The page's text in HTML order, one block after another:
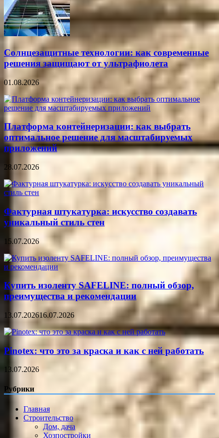
Солнцезащитные технологии: как современные
решения защищают от ультрафиолета
01.08.2026
Платформа контейнеризации: как выбрать
оптимальное решение для масштабируемых
приложений
28.07.2026
Фактурная штукатурка: искусство создавать
уникальный стиль стен
15.07.2026
Купить изоленту SAFELINE: полный обзор,
преимущества и рекомендации
13.07.202616.07.2026
Pinotex: что это за краска и как с ней работать
13.07.2026
Рубрики
Главная
Строительство
Дом, дача
Хозпостройки